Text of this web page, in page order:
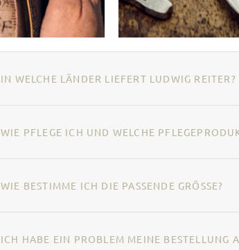
IN WELCHE LÄNDER LIEFERT LUDWIG REITER?
WIE PFLEGE ICH UND WELCHE
WIE BESTIMME ICH DIE PASSENDE GRÖSSE?
ICH HABE EIN PROBLEM MEINE BESTELLUNG